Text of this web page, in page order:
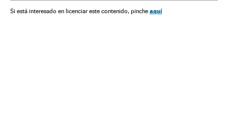
Si está interesado en licenciar este contenido, pinche aquí